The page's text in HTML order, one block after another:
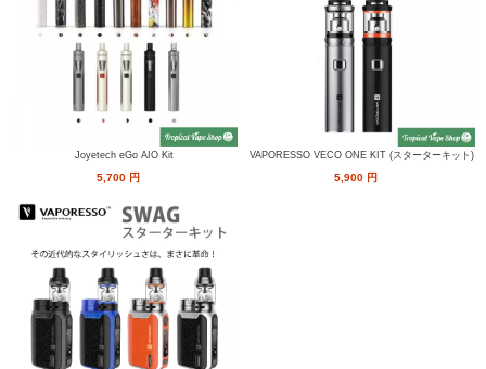
Joyetech eGo AIO Kit
5,700 円
VAPORESSO VECO ONE KIT (スターターキット)
5,900 円